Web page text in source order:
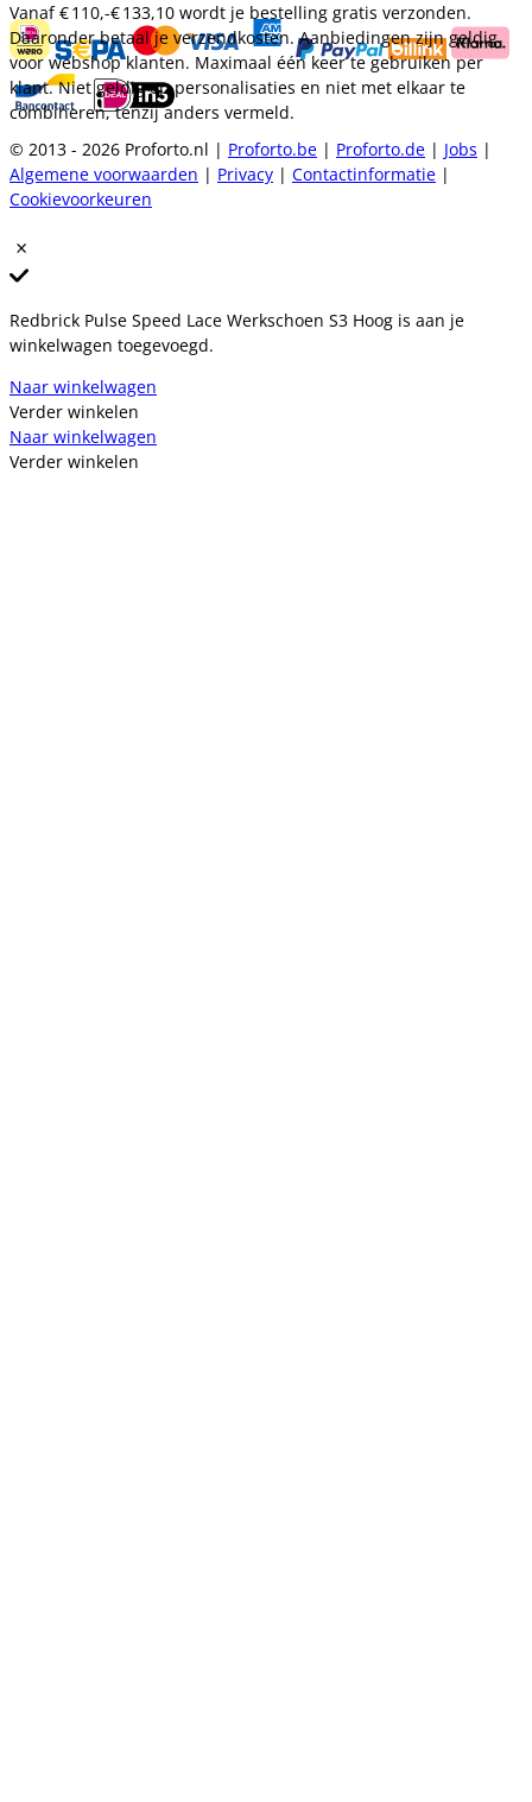
Vanaf€ 110,-€ 133,10 wordt je bestelling gratis verzonden.
Daaronder betaal je verzendkosten. Aanbiedingen zijn geldig
voor webshop klanten. Maximaal één keer te gebruiken per
klant. Niet geldig op personalisaties en niet met elkaar te
combineren, tenzij anders vermeld.
© 2013 - 2026 Proforto.nl | Proforto.be | Proforto.de | Jobs |
Algemene voorwaarden | Privacy | Contactinformatie |
Cookievoorkeuren
Redbrick Pulse Speed Lace Werkschoen S3 Hoog is aan je
winkelwagen toegevoegd.
Naar winkelwagen
Verder winkelen
Naar winkelwagen
Verder winkelen